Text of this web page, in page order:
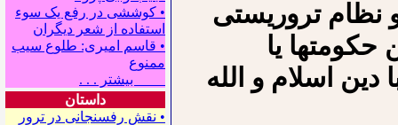
• کوششی در رفع یک سوء
استفاده از شعر دیگران
• قاسم امیری: طلوع سیب
ممنوع
بیشتر . . .
داستان
• نقش رفسنجانی در ترور
نظام تروریستی
حکومت⁪ها یا
اسلام و الله